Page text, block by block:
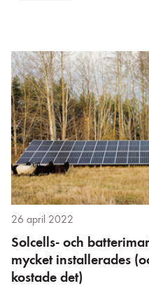
26 april 2022
Solcells- och
mycket installerades
kostade det)